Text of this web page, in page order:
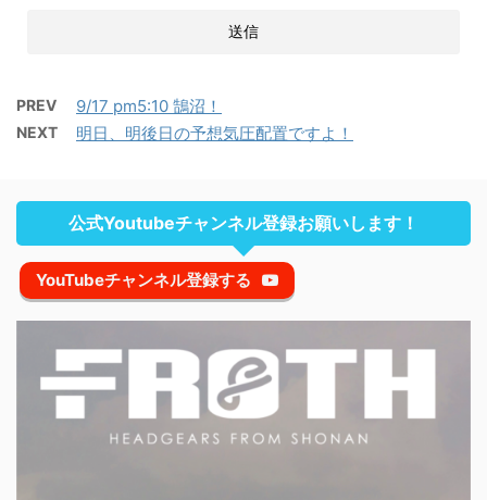
PREV 9/17 pm5:10 鵠沼！
NEXT 明日、明後日の予想気圧配置ですよ！
公式Youtubeチャンネル登録お願いします！
YouTubeチャンネル登録する